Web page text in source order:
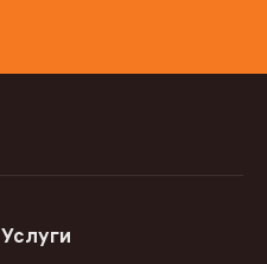
Услуги